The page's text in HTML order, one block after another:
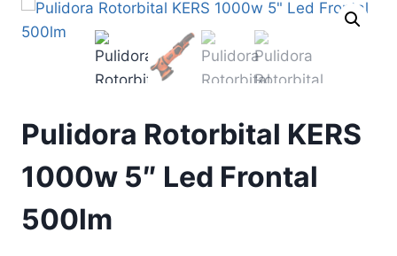
Pulidora Rotorbital KERS
1000w 5″ Led Frontal
500lm